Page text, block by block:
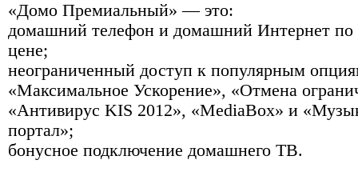
«Домо Премиальный» — это:
домашний телефон и домашний Интернет по
цене;
неограниченный доступ к популярным
«Максимальное Ускорение», «Отмена
«Антивирус KIS 2012», «MediaBox» и
портал»;
бонусное подключение домашнего ТВ.